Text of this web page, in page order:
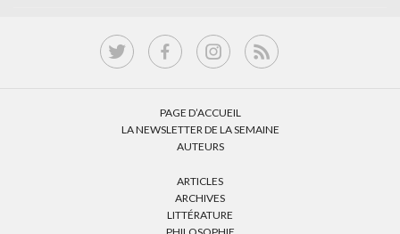
PAGE D’ACCUEIL
LA NEWSLETTER DE LA SEMAINE
AUTEURS
ARTICLES
ARCHIVES
LITTÉRATURE